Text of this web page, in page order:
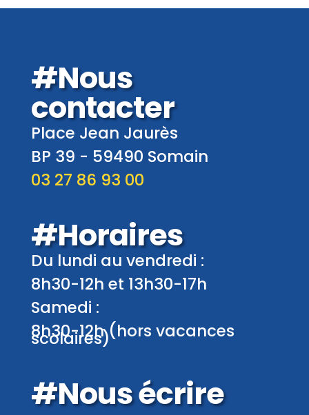
#Nous
contacter
Place Jean Jaurès
BP 39 - 59490 Somain
03 27 86 93 00
#Horaires
Du lundi au vendredi :
8h30-12h et 13h30-17h
Samedi :
8h30-12h (hors vacances
scolaires)
#Nous écrire